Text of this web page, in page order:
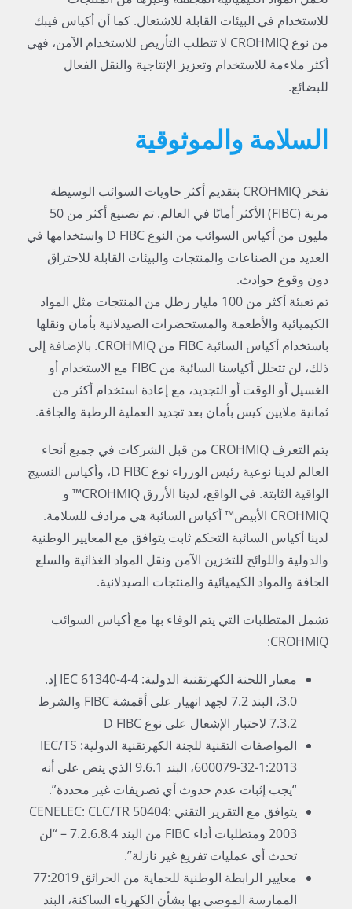
للاستخدام في البيئات القابلة للاشتعال. كما أن أكياس فيبك
من نوع CROHMIQ لا تتطلب التأريض للاستخدام الآمن، فهي
أكثر ملاءمة للاستخدام وتعزيز الإنتاجية والنقل الفعال
للبضائع.
السلامة والموثوقية
تفخر CROHMIQ بتقديم أكثر حاويات السوائب الوسيطة
مرنة (FIBC) الأكثر أمانًا في العالم. تم تصنيع أكثر من 50
مليون من أكياس السوائب من النوع D FIBC واستخدامها في
العديد من الصناعات والمنتجات والبيئات القابلة للاحتراق
دون وقوع حوادث.
تم تعبئة أكثر من 100 مليار رطل من المنتجات مثل المواد
الكيميائية والأطعمة والمستحضرات الصيدلانية بأمان ونقلها
باستخدام أكياس السائبة FIBC من CROHMIQ. بالإضافة إلى
ذلك، لن تتحلل أكياسنا السائبة من FIBC مع الاستخدام أو
الغسيل أو الوقت أو التجديد، مع إعادة استخدام أكثر من
ثمانية ملايين كيس بأمان بعد تجديد العملية الرطبة والجافة.
يتم التعرف CROHMIQ من قبل الشركات في جميع أنحاء
العالم لدينا نوعية رئيس الوزراء نوع D FIBC، وأكياس النسيج
الواقية الثابتة. في الواقع، لدينا الأزرق CROHMIQ™ و
CROHMIQ الأبيض™ أكياس السائبة هي مرادف للسلامة.
لدينا أكياس السائبة التحكم ثابت يتوافق مع المعايير الوطنية
والدولية واللوائح للتخزين الآمن ونقل المواد الغذائية والسلع
الجافة والمواد الكيميائية والمنتجات الصيدلانية.
تشمل المتطلبات التي يتم الوفاء بها مع أكياس السوائب
CROHMIQ:
معيار اللجنة الكهرتقنية الدولية: IEC 61340-4-4 إد.
3.0، البند 7.2 لجهد انهيار على أقمشة FIBC والشرط
7.3.2 لاختبار الإشعال على نوع D FIBC
المواصفات التقنية للجنة الكهرتقنية الدولية: IEC/TS
600079-32-1:2013، البند 9.6.1 الذي ينص على أنه
“يجب إثبات عدم حدوث أي تصريفات غير محددة”.
يتوافق مع التقرير التقني CENELEC: CLC/TR 50404:
2003 ومتطلبات أداء FIBC من البند 7.2.6.8.4 – “لن
تحدث أي عمليات تفريغ غير نازلة”.
معايير الرابطة الوطنية للحماية من الحرائق 77:2019
الممارسة الموصى بها بشأن الكهرباء الساكنة، البند